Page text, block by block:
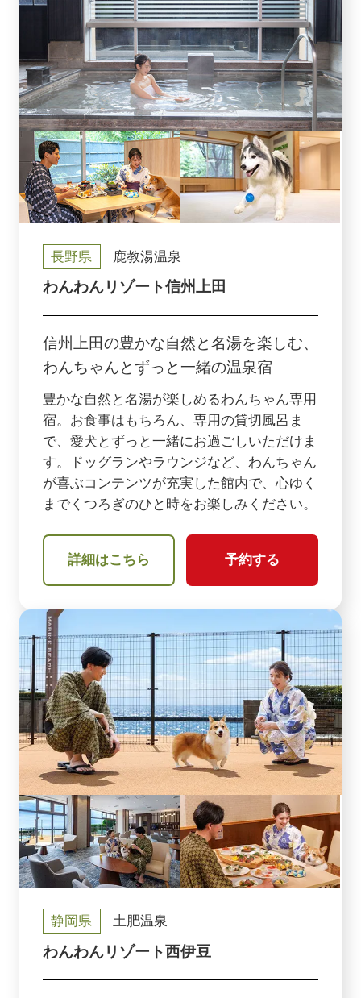
長野県 鹿教湯温泉
わんわんリゾート信州上田
信州上田の豊かな自然と名湯を楽しむ、
わんちゃんとずっと一緒の温泉宿
豊かな自然と名湯が楽しめるわんちゃん専用
宿。お食事はもちろん、専用の貸切風呂ま
で、愛犬とずっと一緒にお過ごしいただけま
す。ドッグランやラウンジなど、わんちゃん
が喜ぶコンテンツが充実した館内で、心ゆく
までくつろぎのひと時をお楽しみください。
詳細はこちら 予約する
静岡県 土肥温泉
わんわんリゾート西伊豆